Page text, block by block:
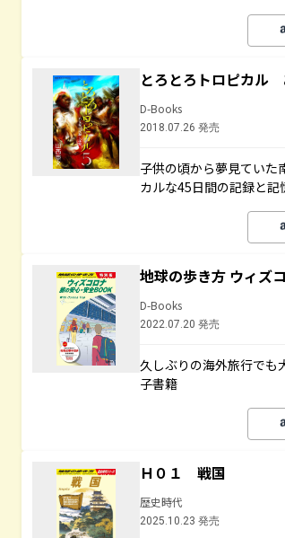
とろとろトロピカ
D-Books
2018.07.26 発売
子供の頃から夢見ていた
カルな45日間の記録と記
地球の歩き方 ウィズ
D-Books
2022.07.20 発売
久しぶりの海外旅行でも
子書籍
Ｈ０１ 戦国
歴史時代
2025.10.23 発売